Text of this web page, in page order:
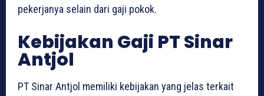
pekerjanya selain dari gaji pokok.
Kebijakan Gaji PT Sinar
Antjol
PT Sinar Antjol memiliki kebijakan yang jelas terkait